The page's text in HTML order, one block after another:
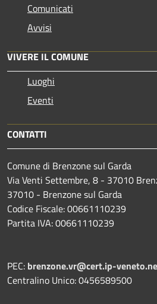
Comunicati
Avvisi
VIVERE IL COMUNE
Luoghi
Eventi
CONTATTI
Comune di Brenzone sul Garda
Via Venti Settembre, 8 - 37010
37010 - Brenzone sul Garda
Codice Fiscale: 00661110239
Partita IVA: 00661110239
PEC: brenzone.vr@cert.ip-
Centralino Unico: 0456589500